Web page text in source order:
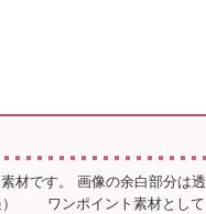
材です。 画像の余白部分は透
⠀ ⠀ ワンポイント素材として